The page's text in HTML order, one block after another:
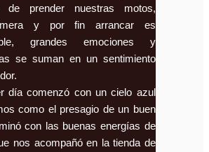
de prender nuestras motos,
y por fin arrancar es
grandes emociones y
se suman en un sentimiento
día comenzó con un cielo azul
como el presagio de un buen
con las buenas energías de
nos acompañó en la tienda de